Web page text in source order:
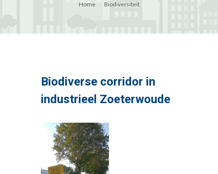
Home Biodiversiteit
Biodiverse corridor in
industrieel Zoeterwoude